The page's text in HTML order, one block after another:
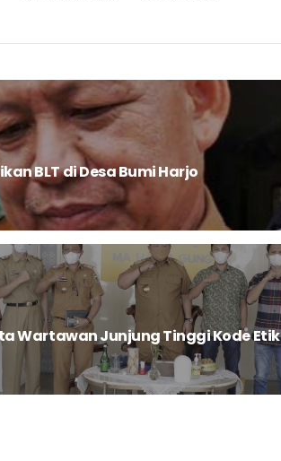
BLT di Desa Bumi Harjo
Wartawan Junjung Tinggi Kode Etik